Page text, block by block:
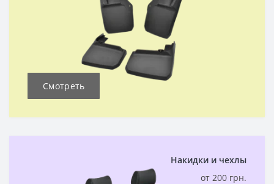
Смотреть
Накидки и чехлы
от 200 грн.